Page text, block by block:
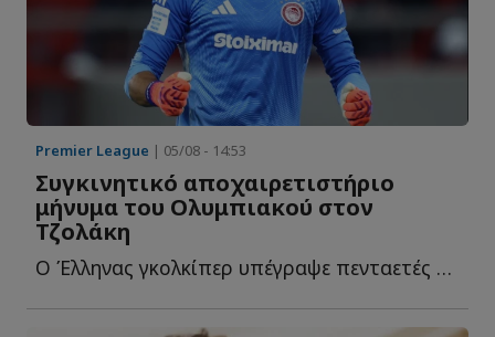
Premier League | 05/08 - 14:53
Συγκινητικό αποχαιρετιστήριο
μήνυμα του Ολυμπιακού στον
Τζολάκη
Ο Έλληνας γκολκίπερ υπέγραψε πενταετές συμβόλαιο συνεργασίας μ...